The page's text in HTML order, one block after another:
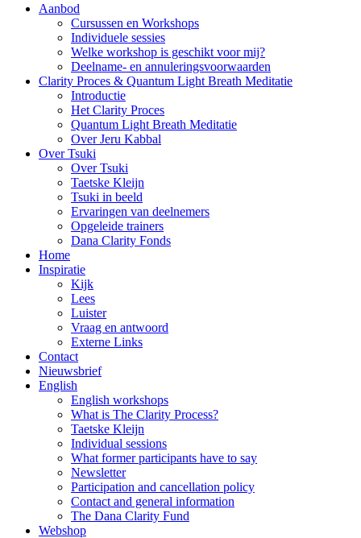
Aanbod
Cursussen en Workshops
Individuele sessies
Welke workshop is geschikt voor mij?
Deelname- en annuleringsvoorwaarden
Clarity Proces & Quantum Light Breath Meditatie
Introductie
Het Clarity Proces
Quantum Light Breath Meditatie
Over Jeru Kabbal
Over Tsuki
Over Tsuki
Taetske Kleijn
Tsuki in beeld
Ervaringen van deelnemers
Opgeleide trainers
Dana Clarity Fonds
Home
Inspiratie
Kijk
Lees
Luister
Vraag en antwoord
Externe Links
Contact
Nieuwsbrief
English
English workshops
What is The Clarity Process?
Taetske Kleijn
Individual sessions
What former participants have to say
Newsletter
Participation and cancellation policy
Contact and general information
The Dana Clarity Fund
Webshop